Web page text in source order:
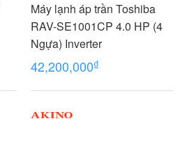
Máy lạnh áp trần Toshiba
RAV-SE1001CP 4.0 HP (4
Ngựa) Inverter
42,200,000₫